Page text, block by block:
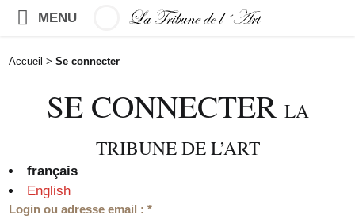
MENU
Accueil > Se connecter
SE CONNECTER LA
TRIBUNE DE L’ART
français
English
Login ou adresse email :*